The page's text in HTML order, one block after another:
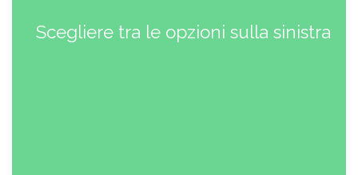
Scegliere tra le opzioni sulla sinistra